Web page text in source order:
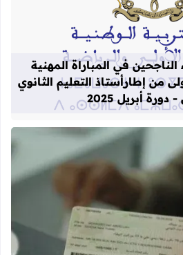
قراءة المزيد عن لوائح نهائية بأسماء
الناجحين في المباراة المهنية
من إطارأستاذ التعليم الثانوي
دورة أبريل 2025
قراءة المزيد عن أحرف و أرقام